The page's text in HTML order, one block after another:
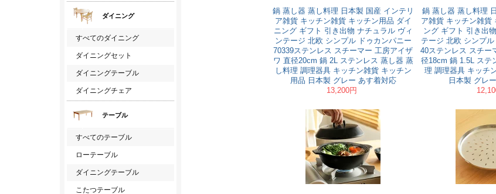
鍋 蒸し器 蒸し料理 日本製 国産 インテリ
ア雑貨 キッチン雑貨 キッチン用品 ダイ
ニング ギフト 引き出物 ナチュラル ヴィ
ンテージ 北欧 シンプル ドゥカンパニー
70339ステンレス スチーマー 工房アイザ
ワ 直径20cm 鍋 2L ステンレス 蒸し器 蒸
し料理 調理器具 キッチン雑貨 キッチン
用品 日本製 グレー あす着対応
13,200円
鍋 蒸し器 蒸し料理
ア雑貨 キッチン雑貨
ング ギフト 引き出
テージ 北欧 シンプ
40ステンレス スチー
径18cm 鍋 1.5L ステ
理 調理器具 キッチ
日本製 グレ